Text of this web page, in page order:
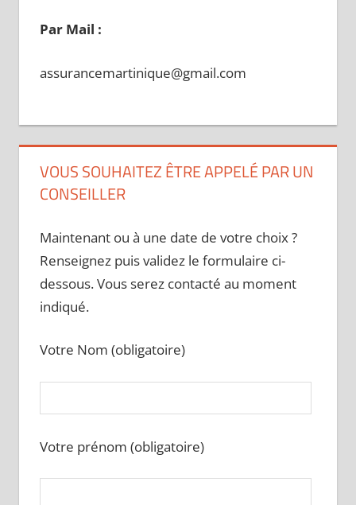
Par Mail :
assurancemartinique@gmail.com
VOUS SOUHAITEZ ÊTRE APPELÉ PAR UN
CONSEILLER
Maintenant ou à une date de votre choix ?
Renseignez puis validez le formulaire ci-
dessous. Vous serez contacté au moment
indiqué.
Votre Nom (obligatoire)
Votre prénom (obligatoire)